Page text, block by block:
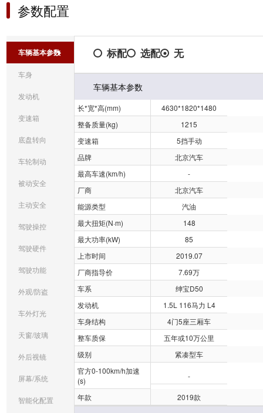
参数配置
车辆基本参数
车身
发动机
变速箱
底盘转向
车轮制动
被动安全
主动安全
驾驶操控
驾驶硬件
驾驶功能
外观/防盗
车外灯光
天窗/玻璃
外后视镜
屏幕/系统
智能化配置
标配 选配 无
车辆基本参数
长*宽*高(mm)
4630*1820*1480
整备质量(kg)
1215
变速箱
5挡手动
品牌
北京汽车
最高车速(km/h)
-
厂商
北京汽车
能源类型
汽油
最大扭矩(N·m)
148
最大功率(kW)
85
上市时间
2019.07
厂商指导价
7.69万
车系
绅宝D50
发动机
1.5L 116马力 L4
车身结构
4门5座三厢车
整车质保
五年或10万公里
级别
紧凑型车
官方0-100km/h加速
(s)
-
年款 2019款